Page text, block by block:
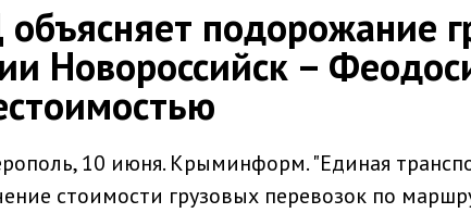
подорожание
Новороссийск –
10 июня. Крыминформ. "Единая
стоимости грузовых перевозок по